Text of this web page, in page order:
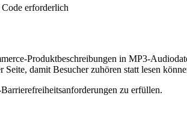
erforderlich
Produktbeschreibungen in MP3-
damit Besucher zuhören statt lesen
zu erfüllen.